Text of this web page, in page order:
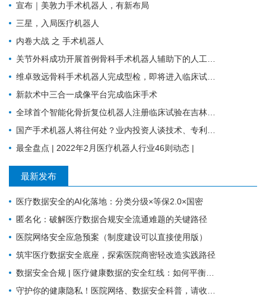
宣布｜美敦力手术机器人，有新布局
三星，入局医疗机器人
内卷大战 之 手术机器人
关节外科成功开展首例骨科手术机器人辅助下的人工膝关节表面置换术
维卓致远骨科手术机器人完成型检，即将进入临床试验阶段
新款术中三合一成像平台完成临床手术
全球首个智能化骨折复位机器人注册临床试验在吉林大学第一医院成功启动
国产手术机器人将往何处？业内投资人谈技术、专利、临床价值与商业化趋势
最全盘点 | 2022年2月医疗机器人行业46则动态 |
最新发布
医疗数据安全的AI化落地：分类分级×等保2.0×国密
匿名化：破解医疗数据合规安全流通难题的关键路径
医院网络安全应急预案（制度建设可以直接使用版）
筑牢医疗数据安全底座，探索医院商密轻改造实践路径
数据安全合规 | 医疗健康数据的安全红线：如何平衡业务流转与合规监管？
守护你的健康隐私！医院网络、数据安全科普，请收好这份防护指南